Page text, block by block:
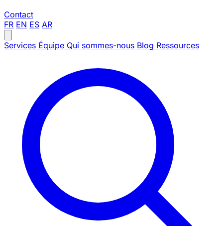
Contact
FR EN ES AR
Services Équipe Qui sommes-nous Blog Ressources